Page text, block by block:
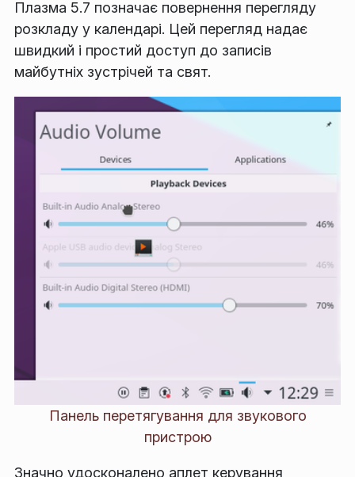
Плазма 5.7 позначає повернення перегляду
розкладу у календарі. Цей перегляд надає
швидкий і простий доступ до записів
майбутніх зустрічей та свят.
Панель перетягування для звукового
пристрою
Значно удосконалено аплет керування